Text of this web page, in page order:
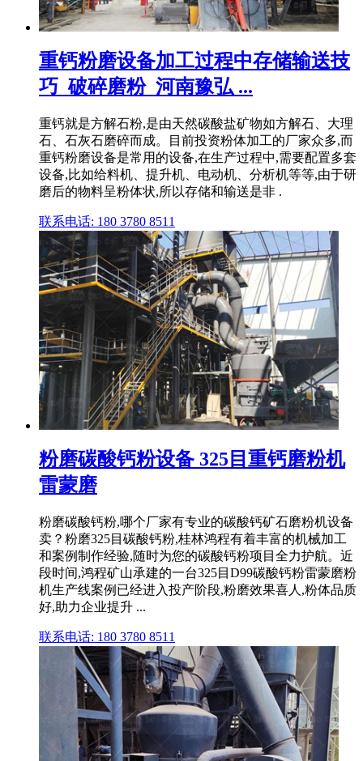
重钙粉磨设备加工过程中存储输送技
巧_破碎磨粉_河南豫弘 ...
重钙就是方解石粉,是由天然碳酸盐矿物如方解石、大理
石、石灰石磨碎而成。目前投资粉体加工的厂家众多,而
重钙粉磨设备是常用的设备,在生产过程中,需要配置多套
设备,比如给料机、提升机、电动机、分析机等等,由于研
磨后的物料呈粉体状,所以存储和输送是非 .
联系电话: 180 3780 8511
粉磨碳酸钙粉设备 325目重钙磨粉机
雷蒙磨
粉磨碳酸钙粉,哪个厂家有专业的碳酸钙矿石磨粉机设备
卖？粉磨325目碳酸钙粉,桂林鸿程有着丰富的机械加工
和案例制作经验,随时为您的碳酸钙粉项目全力护航。近
段时间,鸿程矿山承建的一台325目D99碳酸钙粉雷蒙磨粉
机生产线案例已经进入投产阶段,粉磨效果喜人,粉体品质
好,助力企业提升 ...
联系电话: 180 3780 8511